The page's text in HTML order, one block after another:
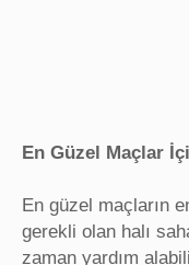
En Güzel Maçlar
En güzel maçların
gerekli olan halı
zaman yardım